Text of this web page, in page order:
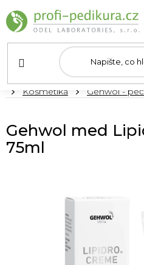
na
obsah
DomůKosmetika Gehwol -
Gehwol med
75ml